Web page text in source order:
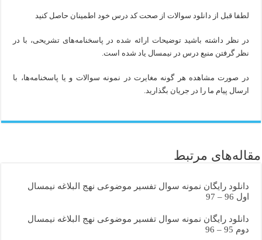
لطفا قبل از دانلود سوالات از صحت کد درس خود اطمینان حاصل کنید
در نظر داشته باشید توضیحات ارائه شده در پاسخنامه‌های تشریحی، با در
نظر گرفتن منبع درس در نیمسال یاد شده است.
در صورت مشاهده هر گونه مغایرت در نمونه سوالات و یا پاسخنامه‌ها، با
ارسال پیام ما را در جریان بگذارید.
مقاله‌های مرتبط
دانلود رایگان نمونه سوال تفسیر موضوعی نهج البلاغه نیمسال
اول 96 – 97
دانلود رایگان نمونه سوال تفسیر موضوعی نهج البلاغه نیمسال
دوم 95 – 96